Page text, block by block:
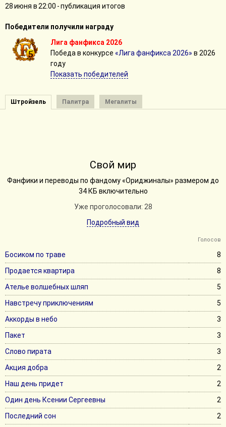
28 июня в 22:00 - публикация итогов
Победители получили награду
Лига фанфикса 2026
Победа в конкурсе «Лига фанфикса 2026» в 2026
году
Показать победителей
Штройзель Палитра Мегалиты
Свой мир
Фанфики и переводы по фандому «Ориджиналы» размером до
34 КБ включительно
Уже проголосовали: 28
Подробный вид
Голосов
Босиком по траве
8
Продается квартира
8
Ателье волшебных шляп
5
Навстречу приключениям
5
Аккорды в небо
3
Пакет
3
Слово пирата
3
Акция добра
2
Наш день придет
2
Один день Ксении Сергеевны
2
Последний сон
2